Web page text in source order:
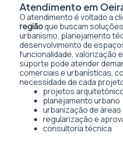
Atendimento em
O atendimento é voltado a
regiãoque buscam
urbanismo, planejamento
desenvolvimento de
funcionalidade, valorização
suporte pode atender
comerciais e urbanísticas,
necessidade de cada
projetos
planejamento urbano
urbanização de áreas
regularização e
consultoria técnica